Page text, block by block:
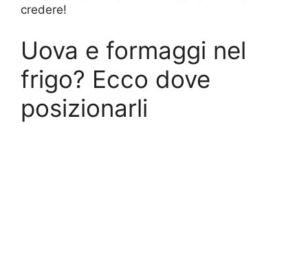
credere!
Uova e formaggi nel
frigo? Ecco dove
posizionarli